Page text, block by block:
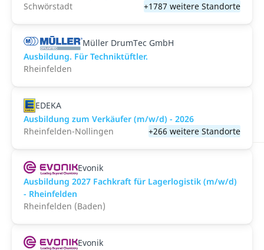
Schwörstadt
+1787 weitere Standorte
Müller DrumTec GmbH
Ausbildung. Für Techniktüftler.
Rheinfelden
EDEKA
Ausbildung zum Verkäufer (m/w/d) - 2026
Rheinfelden-Nollingen
+266 weitere Standorte
Evonik
Ausbildung 2027 Fachkraft für Lagerlogistik (m/w/d)
- Rheinfelden
Rheinfelden (Baden)
Evonik